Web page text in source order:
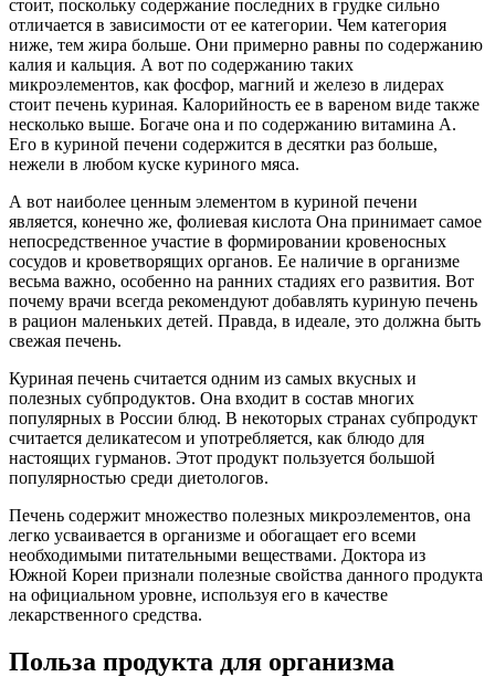
стоит, поскольку содержание последних в грудке сильно
отличается в зависимости от ее категории. Чем категория
ниже, тем жира больше. Они примерно равны по содержанию
калия и кальция. А вот по содержанию таких
микроэлементов, как фосфор, магний и железо в лидерах
стоит печень куриная. Калорийность ее в вареном виде также
несколько выше. Богаче она и по содержанию витамина А.
Его в куриной печени содержится в десятки раз больше,
нежели в любом куске куриного мяса.
А вот наиболее ценным элементом в куриной печени
является, конечно же, фолиевая кислота Она принимает самое
непосредственное участие в формировании кровеносных
сосудов и кроветворящих органов. Ее наличие в организме
весьма важно, особенно на ранних стадиях его развития. Вот
почему врачи всегда рекомендуют добавлять куриную печень
в рацион маленьких детей. Правда, в идеале, это должна быть
свежая печень.
Куриная печень считается одним из самых вкусных и
полезных субпродуктов. Она входит в состав многих
популярных в России блюд. В некоторых странах субпродукт
считается деликатесом и употребляется, как блюдо для
настоящих гурманов. Этот продукт пользуется большой
популярностью среди диетологов.
Печень содержит множество полезных микроэлементов, она
легко усваивается в организме и обогащает его всеми
необходимыми питательными веществами. Доктора из
Южной Кореи признали полезные свойства данного продукта
на официальном уровне, используя его в качестве
лекарственного средства.
Польза продукта для организма